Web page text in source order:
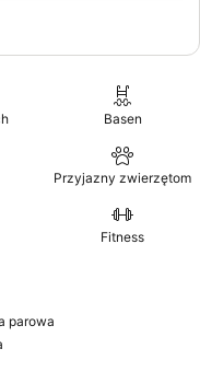
Basen
Przyjazny zwierzętom
Fitness
parowa